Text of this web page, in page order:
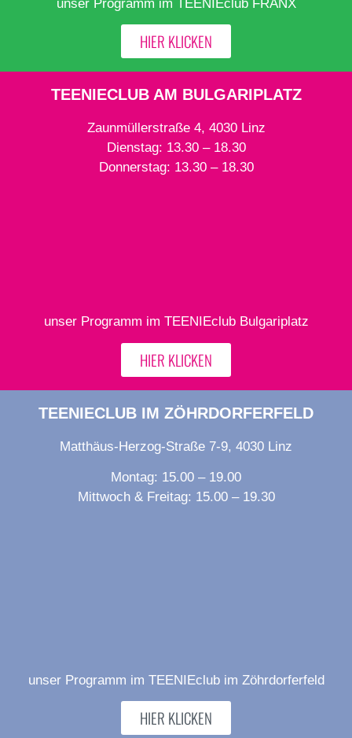
unser Programm im TEENIEclub FRANX
HIER KLICKEN
TEENIECLUB AM BULGARIPLATZ
Zaunmüllerstraße 4, 4030 Linz
Dienstag: 13.30 – 18.30
Donnerstag: 13.30 – 18.30
unser Programm im TEENIEclub Bulgariplatz
HIER KLICKEN
TEENIECLUB IM ZÖHRDORFERFELD
Matthäus-Herzog-Straße 7-9, 4030 Linz
Montag: 15.00 – 19.00
Mittwoch & Freitag: 15.00 – 19.30
unser Programm im TEENIEclub im Zöhrdorferfeld
HIER KLICKEN